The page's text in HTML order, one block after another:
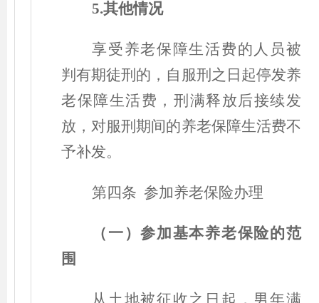
5.其他情况
享受养老保障生活费的人员被
判有期徒刑的，自服刑之日起停发养
老保障生活费，刑满释放后接续发
放，对服刑期间的养老保障生活费不
予补发。
第四条 参加养老保险办理
（一）参加基本养老保险的范
围
从土地被征收之日起，男年满